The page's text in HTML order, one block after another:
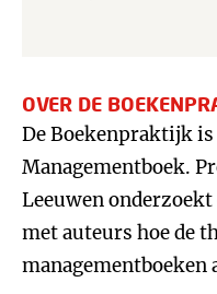
OVER DE
De Boekenpraktijk is
Managementboek.
Leeuwen
met auteurs hoe de